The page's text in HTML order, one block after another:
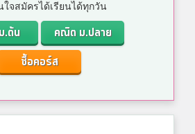
ใจสมัครได้เรียนได้ทุกวัน
.ต้น
คณิต ม.ปลาย
ซื้อคอร์ส